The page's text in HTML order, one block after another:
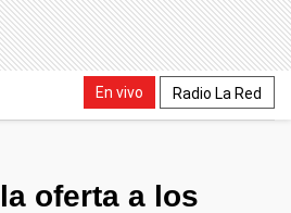
En vivo Radio La Red
oferta a los